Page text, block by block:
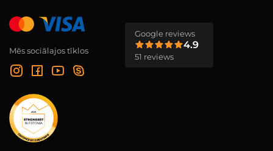
Mēs sociālajos tīklos
Google reviews
4.9
51 reviews